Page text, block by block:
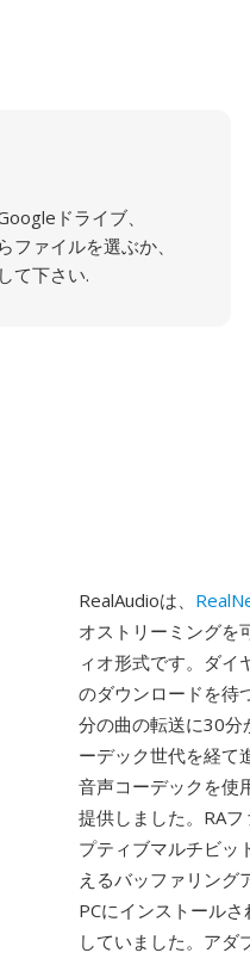
ドライブ、
ァイルを選ぶか、
て下さい.
RealAudioは、
オストリーミングを
ィオ形式です。ダ
のダウンロードを待
分の曲の転送に30分
ーデック世代を経て
音声コーデックを使
提供しました。RA
プティブマルチビッ
えるバッファリング
PCにインストール
していました。アダ